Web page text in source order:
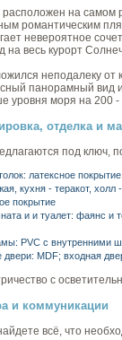
расположен на самом
романтическим
невероятное
на весь курорт
неподалеку
панорамный вид
уровня моря на 200 -
отделка и
под ключ,
латексное покрытие
кухня - теракот,
покрытие
и и туалет: фаянс и
PVC с внутренними
двери: MDF; входная
с
и коммуникации
всё, что